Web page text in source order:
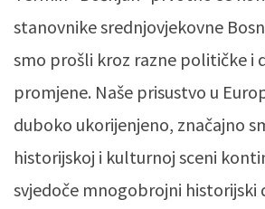
stanovnike srednjovjekovne
smo prošli kroz razne političke i
promjene. Naše prisustvo u
duboko ukorijenjeno, značajno
historijskoj i kulturnoj sceni
svjedoče mnogobrojni historijski